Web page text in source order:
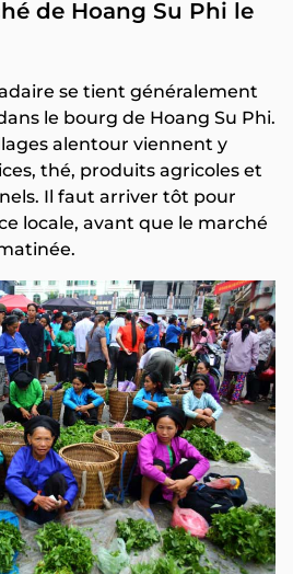
de Hoang Su Phi le
se tient généralement
le bourg de Hoang Su Phi.
alentour viennent y
thé, produits agricoles et
Il faut arriver tôt pour
locale, avant que le marché